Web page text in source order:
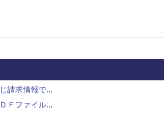
請求情報で...
Ｆファイル...